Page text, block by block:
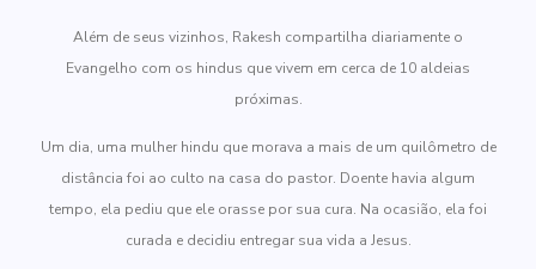
Além de seus vizinhos, Rakesh compartilha diariamente o
Evangelho com os hindus que vivem em cerca de 10 aldeias
próximas.
Um dia, uma mulher hindu que morava a mais de um quilômetro de
distância foi ao culto na casa do pastor. Doente havia algum
tempo, ela pediu que ele orasse por sua cura. Na ocasião, ela foi
curada e decidiu entregar sua vida a Jesus.